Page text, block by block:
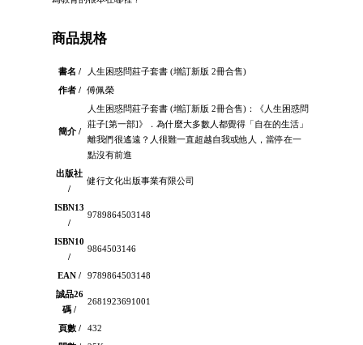
商品規格
書名 /
人生困惑問莊子套書 (增訂新版 2冊合售)
作者 /
傅佩榮
簡介 /
人生困惑問莊子套書 (增訂新版 2冊合售)：《人生困惑問
莊子[第一部]》．為什麼大多數人都覺得「自在的生活」
離我們很遙遠？人很難一直超越自我或他人，當停在一
點沒有前進
出版社
/
健行文化出版事業有限公司
ISBN13
/
9789864503148
ISBN10
/
9864503146
EAN /
9789864503148
誠品26
碼 /
2681923691001
頁數 /
432